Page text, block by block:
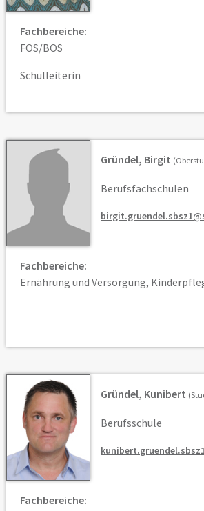
Fachbereiche:
FOS/BOS
Schulleiterin
Gründel, Birgit
Berufsfachschulen
Fachbereiche:
Ernährung und Versorgung,
Gründel, Kunibert
Berufsschule
Fachbereiche: